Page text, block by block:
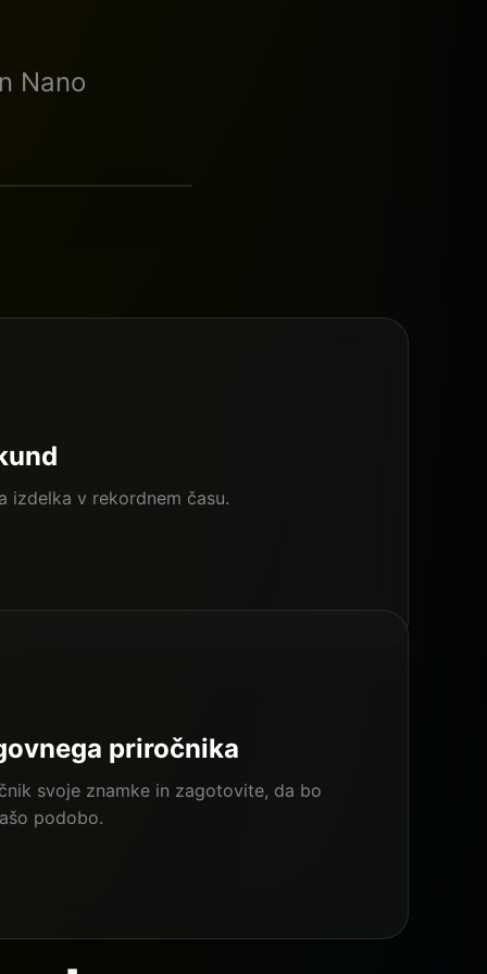
Nano
izdelka v rekordnem času.
priročnika
svoje znamke in zagotovite, da bo
podobo.